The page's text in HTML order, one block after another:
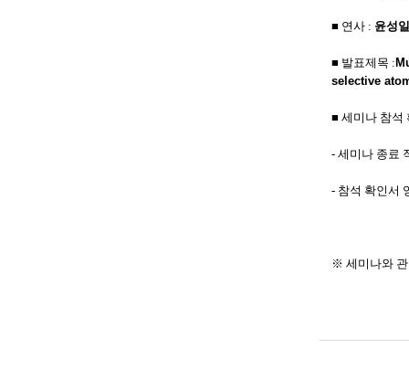
■ 연사 : 윤성
■ 발표제목 :
selective
■ 세미나 참석
- 세미나 종료
- 참석 확인서
※ 세미나와 관